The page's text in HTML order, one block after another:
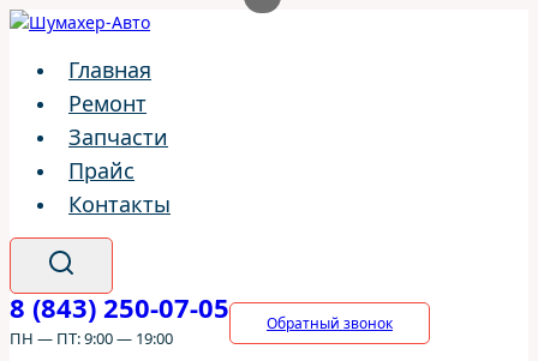
Перейти
содержимому
Главная
Ремонт
Запчасти
Прайс
Контакты
8 (843) 250-07-05
ПН — ПТ: 9:00 — 19:00
Обратный звонок